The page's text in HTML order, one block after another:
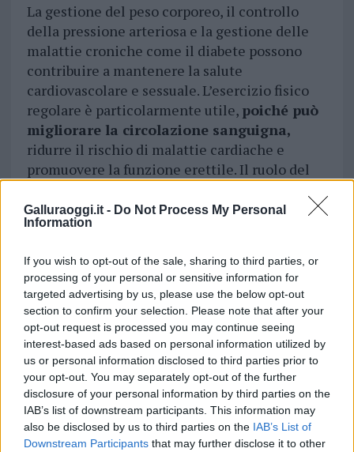
Galluraoggi.it - Do Not Process My Personal
Information
If you wish to opt-out of the sale, sharing to third parties, or
processing of your personal or sensitive information for
targeted advertising by us, please use the below opt-out
section to confirm your selection. Please note that after your
opt-out request is processed you may continue seeing
interest-based ads based on personal information utilized by
us or personal information disclosed to third parties prior to
your opt-out. You may separately opt-out of the further
disclosure of your personal information by third parties on the
IAB’s list of downstream participants. This information may
also be disclosed by us to third parties on the IAB’s List of
Downstream Participants that may further disclose it to other
La gestione del peso corporeo, il controllo
della pressione arteriosa e la gestione delle
malattie croniche come il diabete possono
contribuire a mantenere la salute
cardiovascolare e sessuale. L’esercizio fisico
regolare è particolarmente utile, poiché può
migliorare la circolazione sanguigna,
ridurre il rischio di malattie cardiache e
promuovere la funzione erettile. Il ruolo del
fortemente interconnesso con la capacità
erettile maschile. Una circolazione sanguigna
erezione, influenzando negativamente la vita
sessuale e la qualità generale delle relazioni.
Comprendere il legame tra circolazione
sanguigna e funzione erettile può fornire agli
uomini una prospettiva più chiara su come
affrontare la DE e prendersi cura della propria
salute sessuale. È importante sottolineareche
la DE possono essere il risultato di
molteplici fattorie che una valutazione